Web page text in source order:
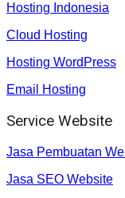
Hosting Indonesia
Cloud Hosting
Hosting WordPress
Email Hosting
Service Website
Jasa Pembuatan
Jasa SEO Website